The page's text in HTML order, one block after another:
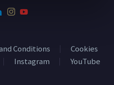
Conditions
Cookies
Instagram YouTube